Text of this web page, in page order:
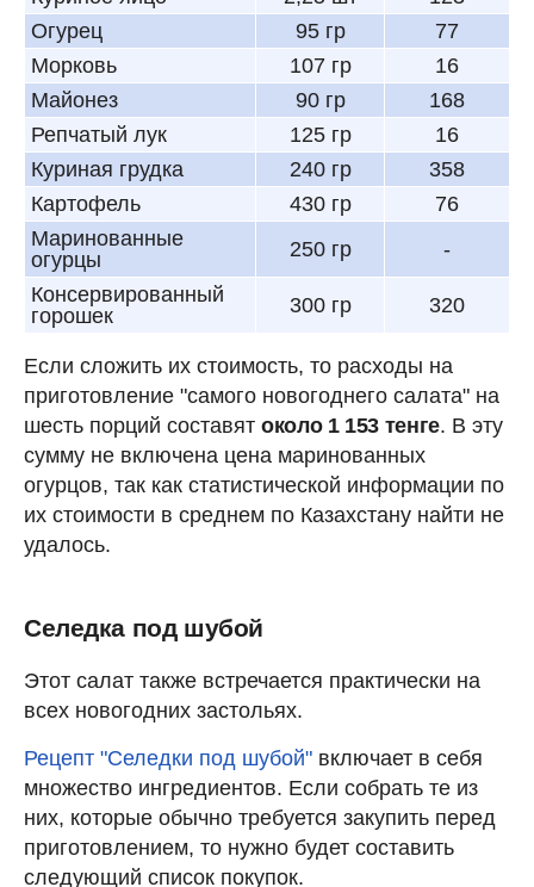
Огурец
95 гр
77
Морковь
107 гр
16
Майонез
90 гр
168
Репчатый лук
125 гр
16
Куриная грудка
240 гр
358
Картофель
430 гр
76
Маринованные
огурцы
250 гр
-
Консервированный
горошек
300 гр 320
Если сложить их стоимость, то расходы на
приготовление "самого новогоднего салата" на
шесть порций составят около 1 153 тенге. В эту
сумму не включена цена маринованных
огурцов, так как статистической информации по
их стоимости в среднем по Казахстану найти не
удалось.
Селедка под шубой
Этот салат также встречается практически на
всех новогодних застольях.
Рецепт "Селедки под шубой" включает в себя
множество ингредиентов. Если собрать те из
них, которые обычно требуется закупить перед
приготовлением, то нужно будет составить
следующий список покупок.